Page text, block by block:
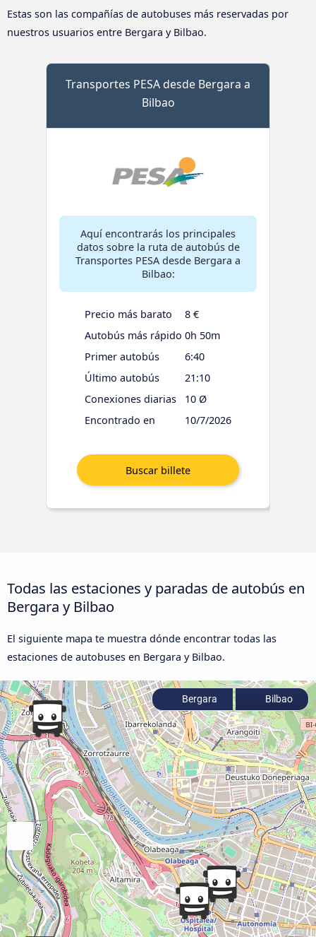
Estas son las compañías de autobuses más reservadas por
nuestros usuarios entre Bergara y Bilbao.
Transportes PESA desde Bergara a
Bilbao
Aquí encontrarás los principales
datos sobre la ruta de autobús de
Transportes PESA desde Bergara a
Bilbao:
Precio más barato
8 €
Autobús más rápido 0h 50m
Primer autobús
6:40
Último autobús
21:10
Conexiones diarias
10 Ø
Encontrado en
10/7/2026
Todas las estaciones y paradas de autobús en
Bergara y Bilbao
El siguiente mapa te muestra dónde encontrar todas las
estaciones de autobuses en Bergara y Bilbao.
Bergara Bilbao